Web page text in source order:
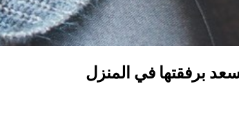
برفقتها في المنزل